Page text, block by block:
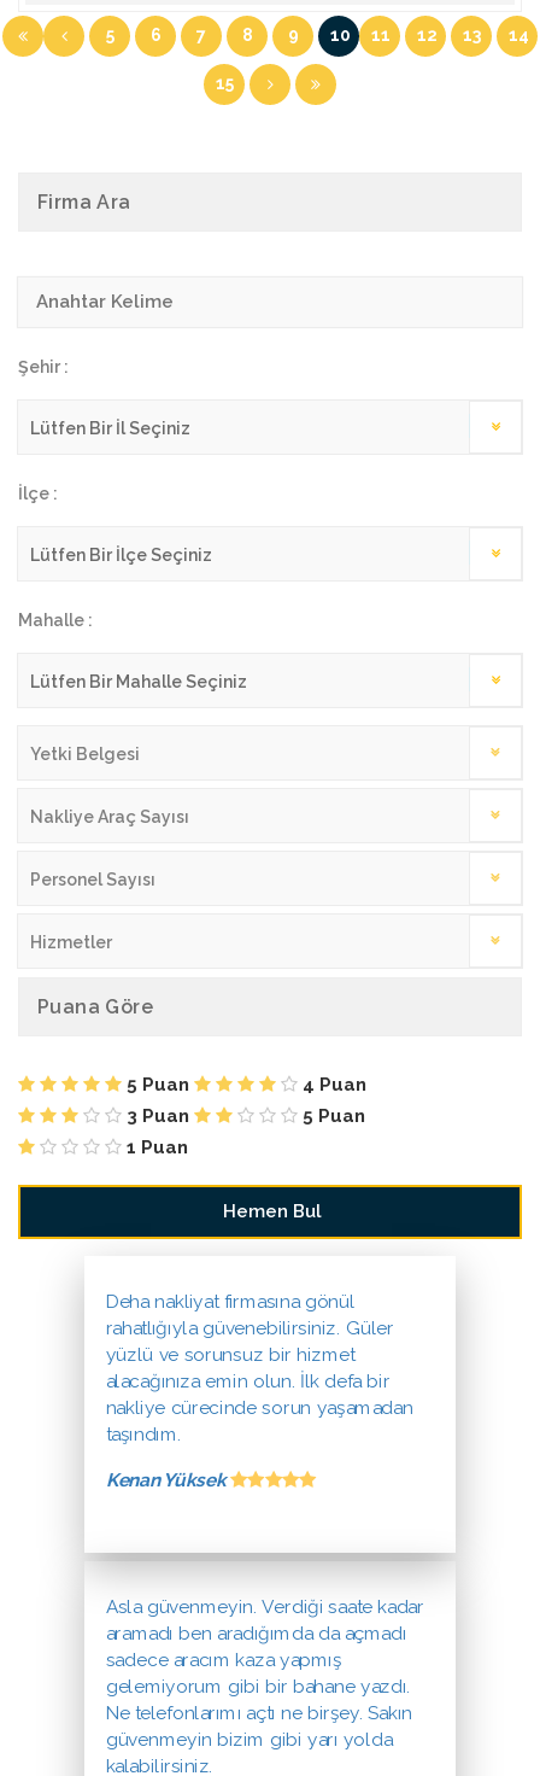
5 6 7 8 9 10 11 12 13 14
15
Firma Ara
Şehir :
İlçe :
Mahalle :
Yetki Belgesi
Nakliye Araç Sayısı
Personel Sayısı
Hizmetler
Puana Göre
5 Puan
4 Puan
3 Puan
5 Puan
1 Puan
Deha nakliyat firmasına gönül
rahatlığıyla güvenebilirsiniz. Güler
yüzlü ve sorunsuz bir hizmet
alacağınıza emin olun. İlk defa bir
nakliye cürecinde sorun yaşamadan
taşındım.
Kenan Yüksek
Asla güvenmeyin. Verdiği saate kadar
aramadı ben aradığımda da açmadı
sadece aracım kaza yapmış
gelemiyorum gibi bir bahane yazdı.
Ne telefonlarımı açtı ne birşey. Sakın
güvenmeyin bizim gibi yarı yolda
kalabilirsiniz.